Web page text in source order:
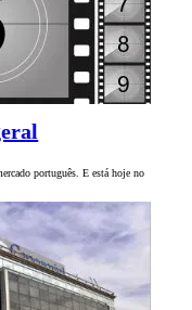
português. E está hoje no